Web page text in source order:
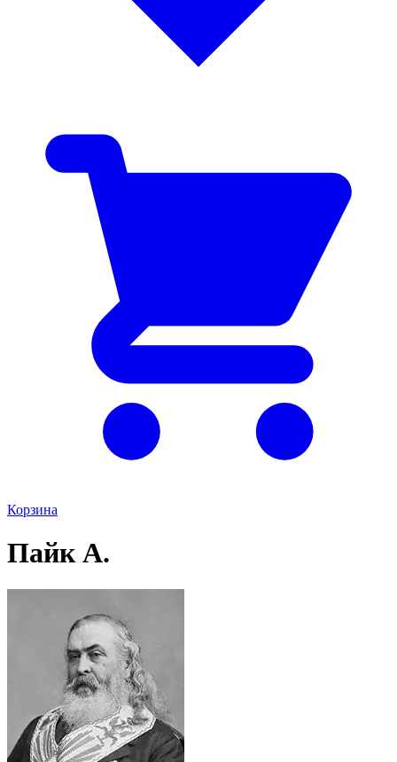
Корзина
Пайк А.